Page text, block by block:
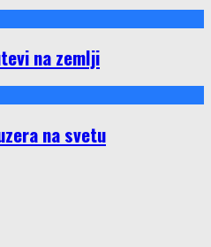
na zemlji
na svetu